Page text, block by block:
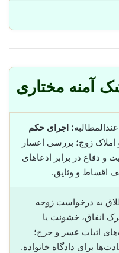
آمنه مختاری
اجرای حکم
املاک زوج؛ بررسی اعسار
و دفاع در برابر ادعاهای
اقساط و وثایق.
به درخواست زوجه
انفاق، خشونت یا
اثبات عسر و حرج؛
برای دادگاه خانواده.